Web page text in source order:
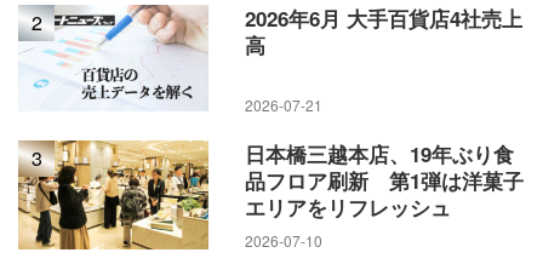
2
2026年6月 大手百貨店4社売上
高
2026-07-21
3
日本橋三越本店、19年ぶり食
品フロア刷新 第1弾は洋菓子
エリアをリフレッシュ
2026-07-10